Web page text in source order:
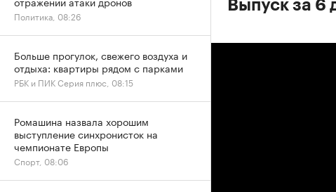
Выпуск за 6
Политика, 08:26
Больше прогулок, свежего воздуха и
отдыха: квартиры рядом с парками
РБК и ПИК Серия плюс, 08:15
Ромашина назвала хорошим
выступление синхронисток на
чемпионате Европы
Спорт, 08:06